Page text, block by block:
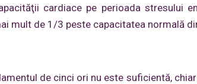
cardiace pe perioada stresului
mult de 1/3 peste capacitatea normală
de cinci ori nu este suficientă,